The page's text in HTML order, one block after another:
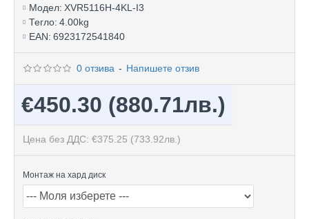
Модел: XVR5116H-4KL-I3
Тегло: 4.00kg
EAN: 6923172541840
0 отзива - Напишете отзив
€450.30 (880.71лв.)
Цена без ДДС: €375.25 (733.92лв.)
Монтаж на хард диск